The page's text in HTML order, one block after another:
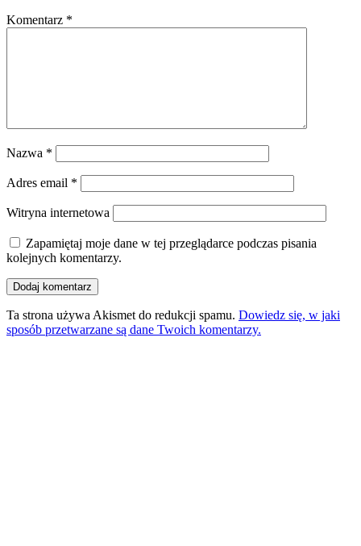
Komentarz *
Nazwa *
Adres email *
Witryna internetowa
Zapamiętaj moje dane w tej przeglądarce podczas pisania
kolejnych komentarzy.
Ta strona używa Akismet do redukcji spamu. Dowiedz się, w jaki
sposób przetwarzane są dane Twoich komentarzy.